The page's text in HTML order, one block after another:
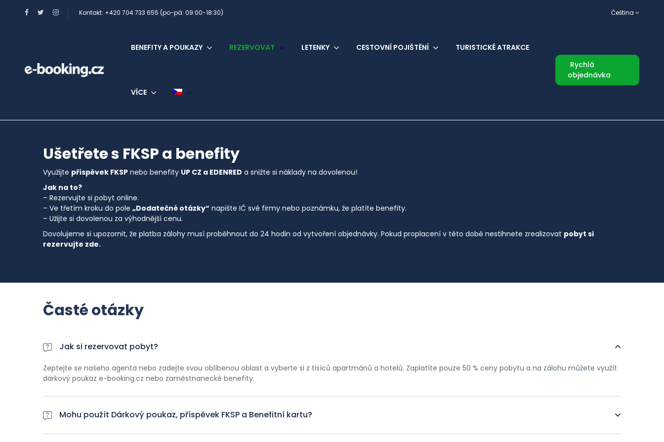
Kontakt: +420 704 733 655 (po-pá: 09:00-18:30) Čeština
BENEFITY A POUKAZY REZERVOVAT LETENKY CESTOVNÍ POJIŠTĚNÍ TURISTICKÉ ATRAKCE
VÍCE
Rychlá
objednávka
Ušetřete s FKSP a benefity
Využijte příspěvek FKSP nebo benefity UP CZ a EDENRED a snižte si náklady na dovolenou!
Jak na to?
– Rezervujte si pobyt online.
– Ve třetím kroku do pole „Dodatečné otázky“ napište IČ své firmy nebo poznámku, že platíte benefity.
– Užijte si dovolenou za výhodnější cenu.
Dovolujeme si upozornit, že platba zálohy musí proběhnout do 24 hodin od vytvoření objednávky. Pokud proplacení v této době nestihnete zrealizovat pobyt si
rezervujte zde.
Časté otázky
Jak si rezervovat pobyt?
Zeptejte se našeho agenta nebo zadejte svou oblíbenou oblast a vyberte si z tisíců apartmánů a hotelů. Zaplatíte pouze 50 % ceny pobytu a na zálohu můžete využít
dárkový poukaz e-booking.cz nebo zaměstnanecké benefity.
Mohu použít Dárkový poukaz, příspěvek FKSP a Benefitní kartu?
Ano můžete. Po dokončení a po potvrzení rezervace ze strany poskytovatele ubytování Vám zašleme fakturu sníženou o příspěvek FKSP, hodnotu Dárkového poukazu